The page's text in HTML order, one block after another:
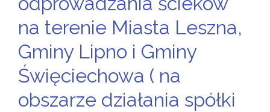
na terenie Miasta Leszna,
Gminy Lipno i Gminy
Święciechowa ( na
obszarze działania spółki